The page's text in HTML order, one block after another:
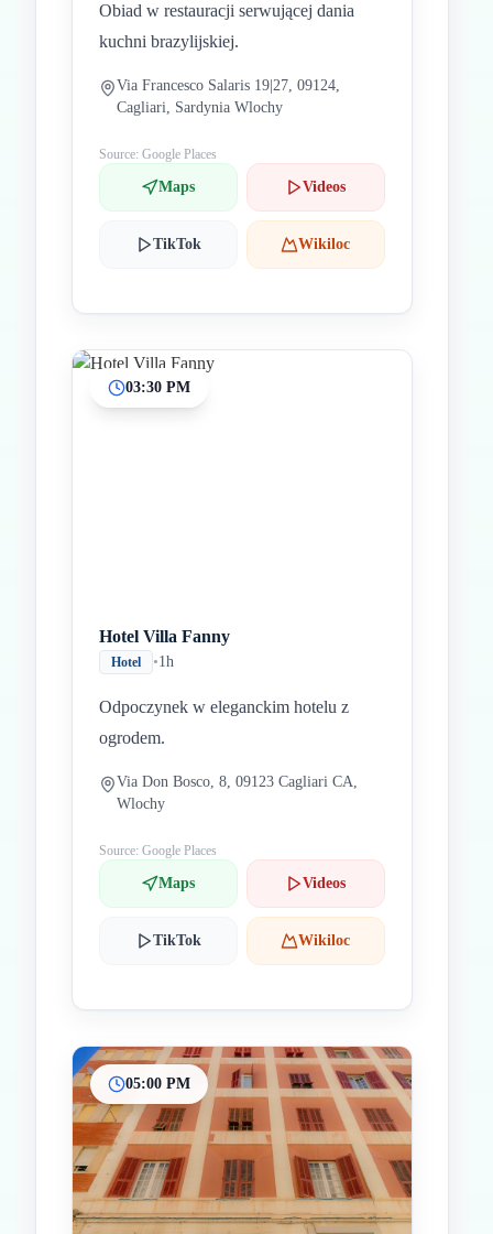
Obiad w restauracji serwującej dania
kuchni brazylijskiej.
Via Francesco Salaris 19|27, 09124,
Cagliari, Sardynia Wlochy
Source: Google Places
Maps Videos
TikTok Wikiloc
03:30 PM
Hotel Villa Fanny
Hotel •1h
Odpoczynek w eleganckim hotelu z
ogrodem.
Via Don Bosco, 8, 09123 Cagliari CA,
Wlochy
Source: Google Places
Maps Videos
TikTok Wikiloc
05:00 PM